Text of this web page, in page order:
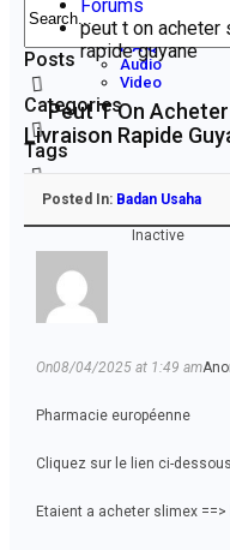
Disclaimer
Profile
F A Q
Audio
Video
Posts
Categories
Tags
Forums
peut t on acheter
rapide guyane
Peut T On
Livraison Rapide
Posted In: Badan Usaha
Inactive
On08/04/2025 at 1:49 am
Pharmacie européenne
Cliquez sur le lien ci-
Etaient a acheter slimex ==>